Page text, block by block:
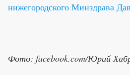
нижегородского Минздрава
Фото: facebook.com/Юрий